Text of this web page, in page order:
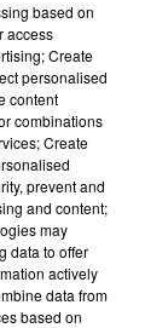
based on
access
Create
personalised
content
combinations
Create
prevent and
and content;
may
data to offer
actively
data from
based on